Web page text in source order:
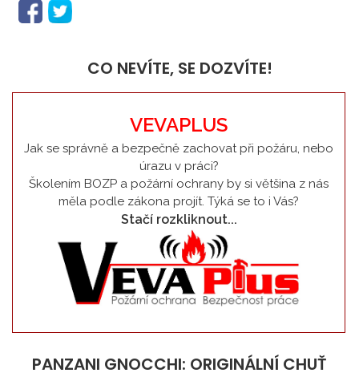
CO NEVÍTE, SE DOZVÍTE!
VEVAPLUS
Jak se správně a bezpečně zachovat při požáru, nebo
úrazu v práci?
Školením BOZP a požární ochrany by si většina z nás
měla podle zákona projít. Týká se to i Vás?
Stačí rozkliknout...
PANZANI GNOCCHI: ORIGINÁLNÍ CHUŤ